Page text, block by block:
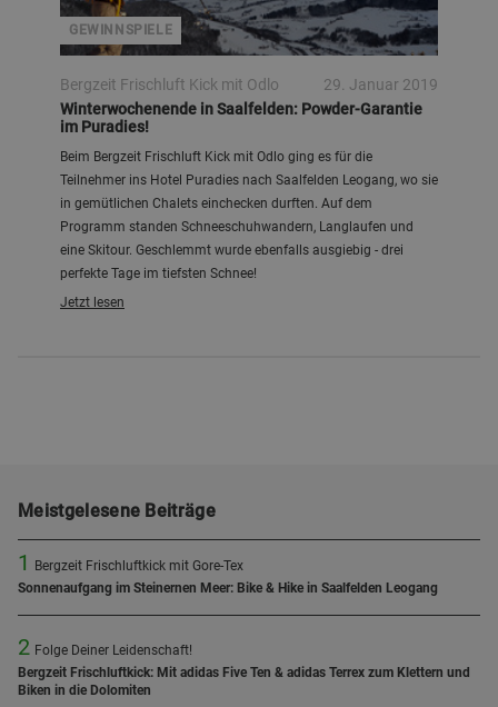
GEWINNSPIELE
Bergzeit Frischluft Kick mit Odlo
29. Januar 2019
Winterwochenende in Saalfelden: Powder-Garantie
im Puradies!
Beim Bergzeit Frischluft Kick mit Odlo ging es für die
Teilnehmer ins Hotel Puradies nach Saalfelden Leogang, wo sie
in gemütlichen Chalets einchecken durften. Auf dem
Programm standen Schneeschuhwandern, Langlaufen und
eine Skitour. Geschlemmt wurde ebenfalls ausgiebig - drei
perfekte Tage im tiefsten Schnee!
Jetzt lesen
Meistgelesene Beiträge
1
Bergzeit Frischluftkick mit Gore-Tex
Sonnenaufgang im Steinernen Meer: Bike & Hike in Saalfelden Leogang
2 Folge Deiner Leidenschaft!
Bergzeit Frischluftkick: Mit adidas Five Ten & adidas Terrex zum Klettern und
Biken in die Dolomiten